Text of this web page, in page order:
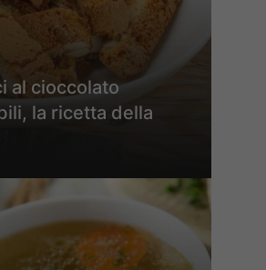
al cioccolato
la ricetta della